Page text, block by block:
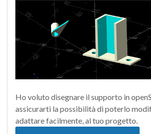
Ho voluto disegnare il supporto in
assicurarti la possibilità di poterlo
adattare facilmente, al tuo progetto.